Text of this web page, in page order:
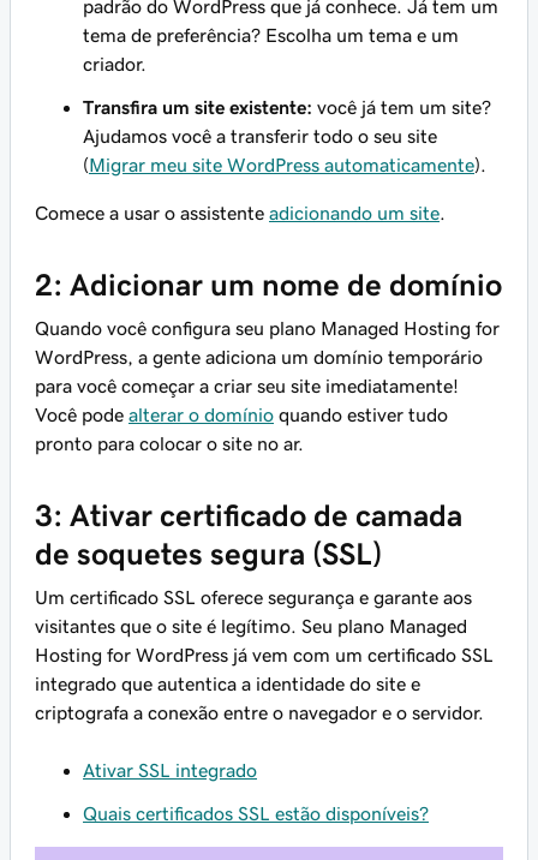
padrão do WordPress que já conhece. Já tem um
tema de preferência? Escolha um tema e um
criador.
Transfira um site existente: você já tem um site?
Ajudamos você a transferir todo o seu site
(Migrar meu site WordPress automaticamente).
Comece a usar o assistente adicionando um site
2: Adicionar um nome de domínio
Quando você configura seu plano Managed Hosting for
WordPress, a gente adiciona um domínio temporário
para você começar a criar seu site imediatamente!
Você pode alterar o domínio quando estiver tudo
pronto para colocar o site no ar.
3: Ativar certificado de camada
de soquetes segura (SSL)
Um certificado SSL oferece segurança e garante aos
visitantes que o site é legítimo. Seu plano Managed
Hosting for WordPress já vem com um certificado SSL
integrado que autentica a identidade do site e
criptografa a conexão entre o navegador e o servidor.
Ativar SSL integrado
Quais certificados SSL estão disponíveis?